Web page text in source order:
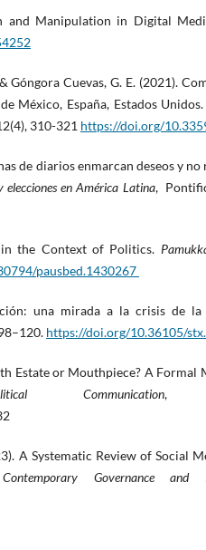
and Manipulation in Digital
Góngora Cuevas, G. E. (2021).
México, España, Estados
310-321 https://doi.org/
de diarios enmarcan deseos y no
en América Latina,
in the Context of Politics.
pausbed.1430267
una mirada a la crisis de
https://doi.org/10.36105/
Estate or Mouthpiece? A Formal
Communication
A Systematic Review of Social
Governance and